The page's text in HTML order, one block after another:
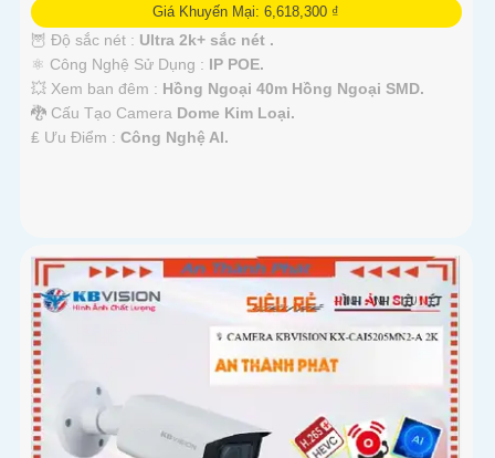
Giá Khuyến Mại: 6,618,300 ₫
🦉 Độ sắc nét : Ultra 2k+ sắc nét .
⚛️ Công Nghệ Sử Dụng : IP POE.
💥 Xem ban đêm : Hồng Ngoại 40m Hồng Ngoại SMD.
🐉️ Cấu Tạo Camera Dome Kim Loại.
️₤ Ưu Điểm : Công Nghệ AI.